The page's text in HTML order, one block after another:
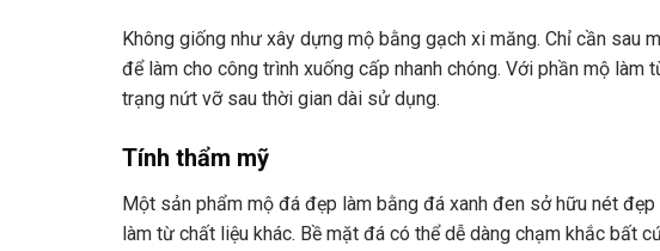
Không giống như xây dựng mộ bằng gạch xi măng. Chỉ cần
để làm cho công trình xuống cấp nhanh chóng. Với phần mộ
trạng nứt vỡ sau thời gian dài sử dụng.
Tính thẩm mỹ
Một sản phẩm mộ đá đẹp làm bằng đá xanh đen sở hữu nét
làm từ chất liệu khác. Bề mặt đá có thể dễ dàng chạm khắc bất